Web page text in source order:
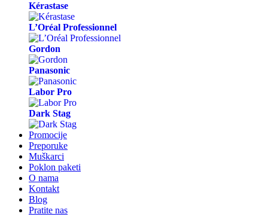
Kérastase
L’Oréal Professionnel
Gordon
Panasonic
Labor Pro
Dark Stag
Promocije
Preporuke
Muškarci
Poklon paketi
O nama
Kontakt
Blog
Pratite nas